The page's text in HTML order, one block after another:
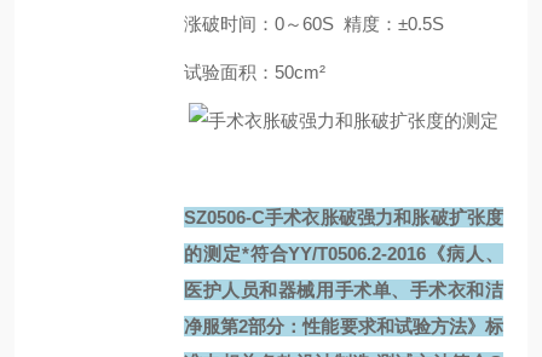
涨破时间：0～60S 精度：±0.5S
试验面积：50cm²
SZ0506-C手术衣胀破强力和胀破扩张度
的测定*符合YY/T0506.2-2016《病人、
医护人员和器械用手术单、手术衣和洁
净服第2部分：性能要求和试验方法》标